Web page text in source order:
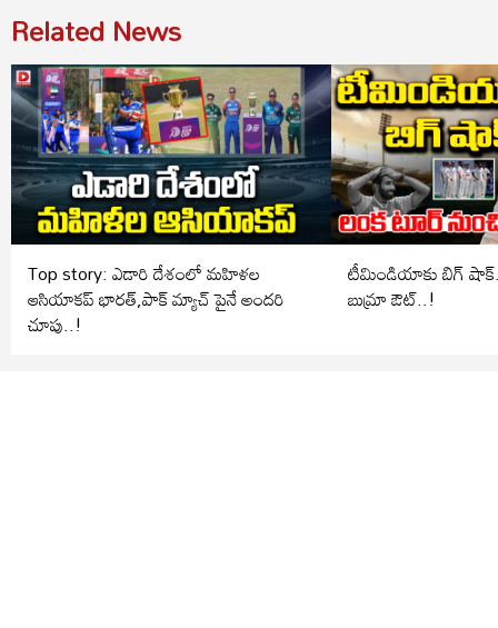
Related News
Top story: ఎడారి దేశంలో మహిళల
ఆసియాకప్ భారత్,పాక్ మ్యాచ్ పైనే అందరి
చూపు..!
టీమిండియాకు బిగ్ షాక్.. లంక టూర్
బుమ్రా ఔట్..!